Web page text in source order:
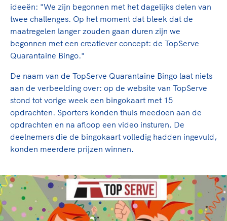
ideeën: "We zijn begonnen met het dagelijks delen van
twee challenges. Op het moment dat bleek dat de
maatregelen langer zouden gaan duren zijn we
begonnen met een creatiever concept: de TopServe
Quarantaine Bingo."
De naam van de TopServe Quarantaine Bingo laat niets
aan de verbeelding over: op de website van TopServe
stond tot vorige week een bingokaart met 15
opdrachten. Sporters konden thuis meedoen aan de
opdrachten en na afloop een video insturen. De
deelnemers die de bingokaart volledig hadden ingevuld,
konden meerdere prijzen winnen.